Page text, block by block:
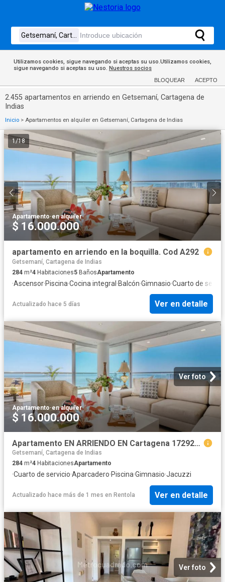
Utilizamos cookies, sigue navegando si aceptas su uso.Utilizamos cookies,
sigue navegando si aceptas su uso. Nuestros socios
BLOQUEAR ACEPTO
2.455 apartamentos en arriendo en Getsemaní, Cartagena de
Indias
Inicio > Apartamentos en alquiler en Getsemaní, Cartagena de Indias
1/18
Apartamento·en alquiler
$ 16.000.000
apartamento en arriendo en la boquilla. Cod A292
Getsemaní, Cartagena de Indias
284 m²4 Habitaciones5 BañosApartamento
·Ascensor·Piscina·Cocina integral ·Balcón·Gimnasio·Cuarto de
Actualizado hace 5 días Ver en detalle
Ver foto
Apartamento·en alquiler
$ 16.000.000
Apartamento EN ARRIENDO EN Cartagena 172920 $16.000.000
Getsemaní, Cartagena de Indias
284 m²4 HabitacionesApartamento
·Cuarto de servicio·Aparcadero·Piscina·Gimnasio·Jacuzzi
Actualizado hace más de 1 mes en Rentola Ver en detalle
Ver foto